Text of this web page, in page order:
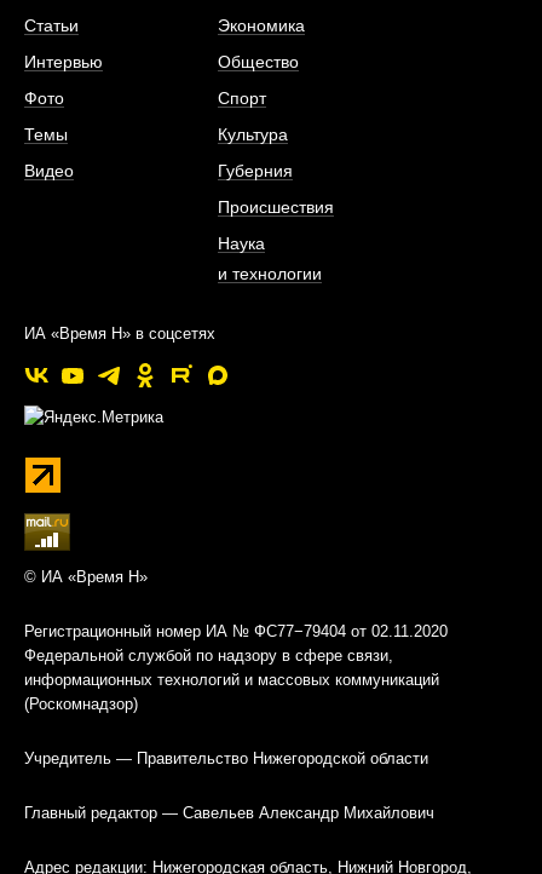
Статьи
Интервью
Фото
Темы
Видео
Экономика
Общество
Спорт
Культура
Губерния
Происшествия
Наука
и технологии
ИА «Время Н» в соцсетях
© ИА «Время Н»
Регистрационный номер ИА № ФС77−79404 от 02.11.2020
Федеральной службой по надзору в сфере связи,
информационных технологий и массовых коммуникаций
(Роскомнадзор)
Учредитель — Правительство Нижегородской области
Главный редактор — Савельев Александр Михайлович
Адрес редакции: Нижегородская область, Нижний Новгород,